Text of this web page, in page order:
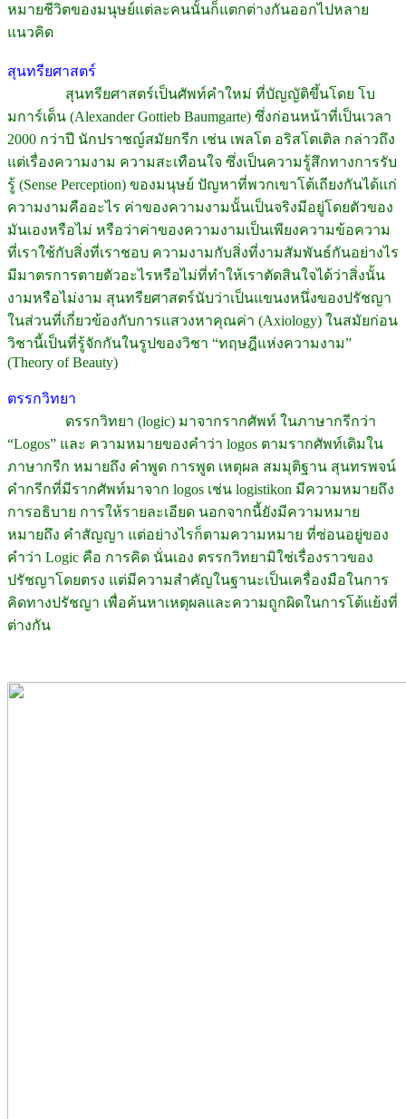
หมายชีวิตของมนุษย์แต่ละคนนั้นก็แตกต่างกันออกไปหลาย
แนวคิด
สุนทรียศาสตร์
สุนทรียศาสตร์เป็นศัพท์คำใหม่ ที่บัญญัติขึ้นโดย โบ
มการ์เด็น (Alexander Gottieb Baumgarte) ซึ่งก่อนหน้าที่เป็นเวลา
2000 กว่าปี นักปราชญ์สมัยกรีก เช่น เพลโต อริสโตเติล กล่าวถึง
แต่เรื่องความงาม ความสะเทือนใจ ซึ่งเป็นความรู้สึกทางการรับ
รู้ (Sense Perception) ของมนุษย์ ปัญหาที่พวกเขาโต้เถียงกันได้แก่
ความงามคืออะไร ค่าของความงามนั้นเป็นจริงมีอยู่โดยตัวของ
มันเองหรือไม่ หรือว่าค่าของความงามเป็นเพียงความข้อความ
ที่เราใช้กับสิ่งที่เราชอบ ความงามกับสิ่งที่งามสัมพันธ์กันอย่างไร
มีมาตรการตายตัวอะไรหรือไม่ที่ทำให้เราตัดสินใจได้ว่าสิ่งนั้น
งามหรือไม่งาม สุนทรียศาสตร์นับว่าเป็นแขนงหนึ่งของปรัชญา
ในส่วนที่เกี่ยวข้องกับการแสวงหาคุณค่า (Axiology) ในสมัยก่อน
วิชานี้เป็นที่รู้จักกันในรูปของวิชา “ทฤษฎีแห่งความงาม”
(Theory of Beauty)
ตรรกวิทยา
ตรรกวิทยา (logic) มาจากรากศัพท์ ในภาษากรีกว่า
“Logos” และ ความหมายของคำว่า logos ตามรากศัพท์เดิมใน
ภาษากรีก หมายถึง คำพูด การพูด เหตุผล สมมุติฐาน สุนทรพจน์
คำกรีกที่มีรากศัพท์มาจาก logos เช่น logistikon มีความหมายถึง
การอธิบาย การให้รายละเอียด นอกจากนี้ยังมีความหมาย
หมายถึง คำสัญญา แต่อย่างไรก็ตามความหมาย ที่ซ่อนอยู่ของ
คำว่า Logic คือ การคิด นั่นเอง ตรรกวิทยามิใช่เรื่องราวของ
ปรัชญาโดยตรง แต่มีความสำคัญในฐานะเป็นเครื่องมือในการ
คิดทางปรัชญา เพื่อค้นหาเหตุผลและความถูกผิดในการโต้แย้งที่
ต่างกัน